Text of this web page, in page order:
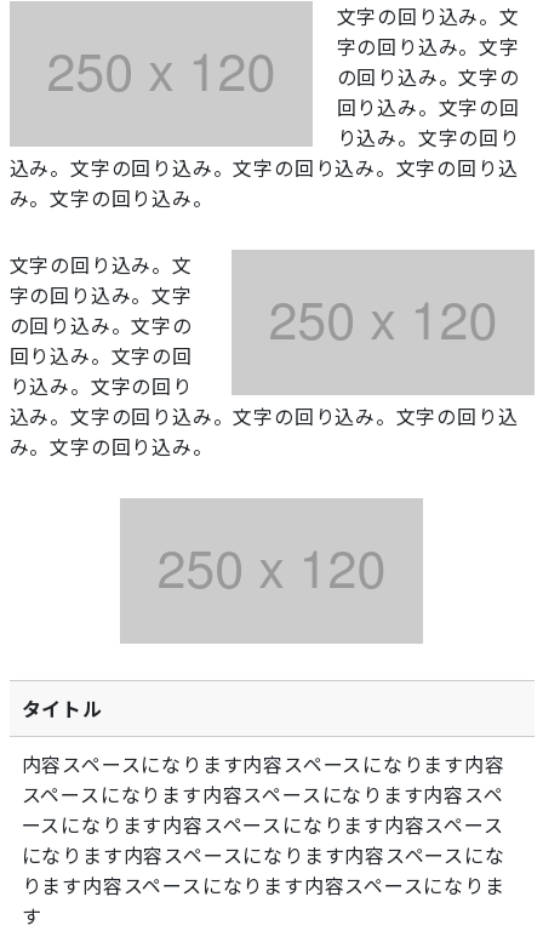
文字の回り込み。文
字の回り込み。文字
の回り込み。文字の
回り込み。文字の回
り込み。文字の回り
込み。文字の回り込み。文字の回り込み。文字の回り込
み。文字の回り込み。
文字の回り込み。文
字の回り込み。文字
の回り込み。文字の
回り込み。文字の回
り込み。文字の回り
込み。文字の回り込み。文字の回り込み。文字の回り込
み。文字の回り込み。
タイトル
内容スペースになります内容スペースになります内容
スペースになります内容スペースになります内容スペ
ースになります内容スペースになります内容スペース
になります内容スペースになります内容スペースにな
ります内容スペースになります内容スペースになりま
す